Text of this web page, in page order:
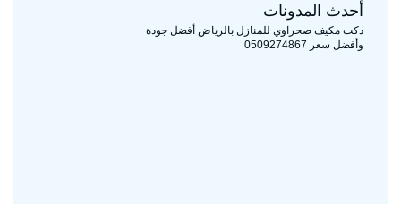
أحدث المدونات
دكت مكيف صحراوي للمنازل بالرياض أفضل جودة
وأفضل سعر 0509274867